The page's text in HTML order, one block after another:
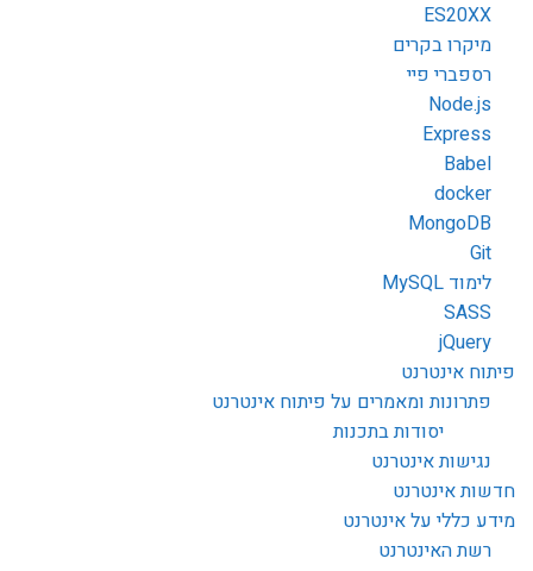
ES20XX
מיקרו בקרים
רספברי פיי
Node.js
Express
Babel
docker
MongoDB
Git
לימוד MySQL
SASS
jQuery
פיתוח אינטרנט
פתרונות ומאמרים על פיתוח אינטרנט
יסודות בתכנות
נגישות אינטרנט
חדשות אינטרנט
מידע כללי על אינטרנט
רשת האינטרנט